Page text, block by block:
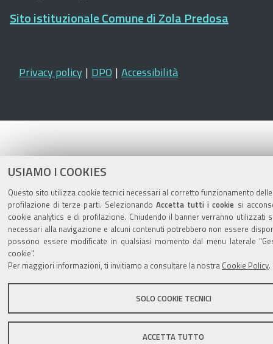
USIAMO I COOKIES
Questo sito utilizza cookie tecnici necessari al corretto funzionamento
profilazione di terze parti. Selezionando Accetta tutti i cookie si
cookie analytics e di profilazione. Chiudendo il banner verranno utilizzati
necessari alla navigazione e alcuni contenuti potrebbero non essere
possono essere modificate in qualsiasi momento dal menu laterale
cookie".
Per maggiori informazioni, ti invitiamo a consultare la nostra Cookie Policy.
SOLO COOKIE TECNICI
ACCETTA TUTTO
Sito istituzionale Comune di Zola Predosa
Privacy policy | DPO | Accessibilità